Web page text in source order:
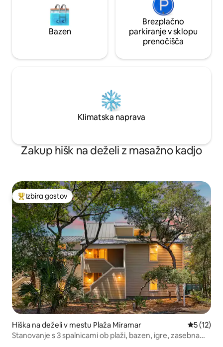
Bazen
Brezplačno
parkiranje v sklopu
prenočišča
Klimatska naprava
Zakup hišk na deželi z masažno kadjo
Najbolj priljubljena prenočišča z značko »Izbira gostov«
Izbira gostov
Hiška na deželi v mestu Plaža Miramar
5 (12)
Stanovanje s 3 spalnicami ob plaži, bazen, igre, zasebna